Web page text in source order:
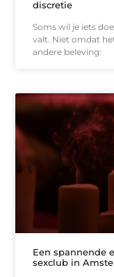
discretie
Soms wil je iets
valt. Niet omdat
andere beleving:
Een spannende
sexclub in